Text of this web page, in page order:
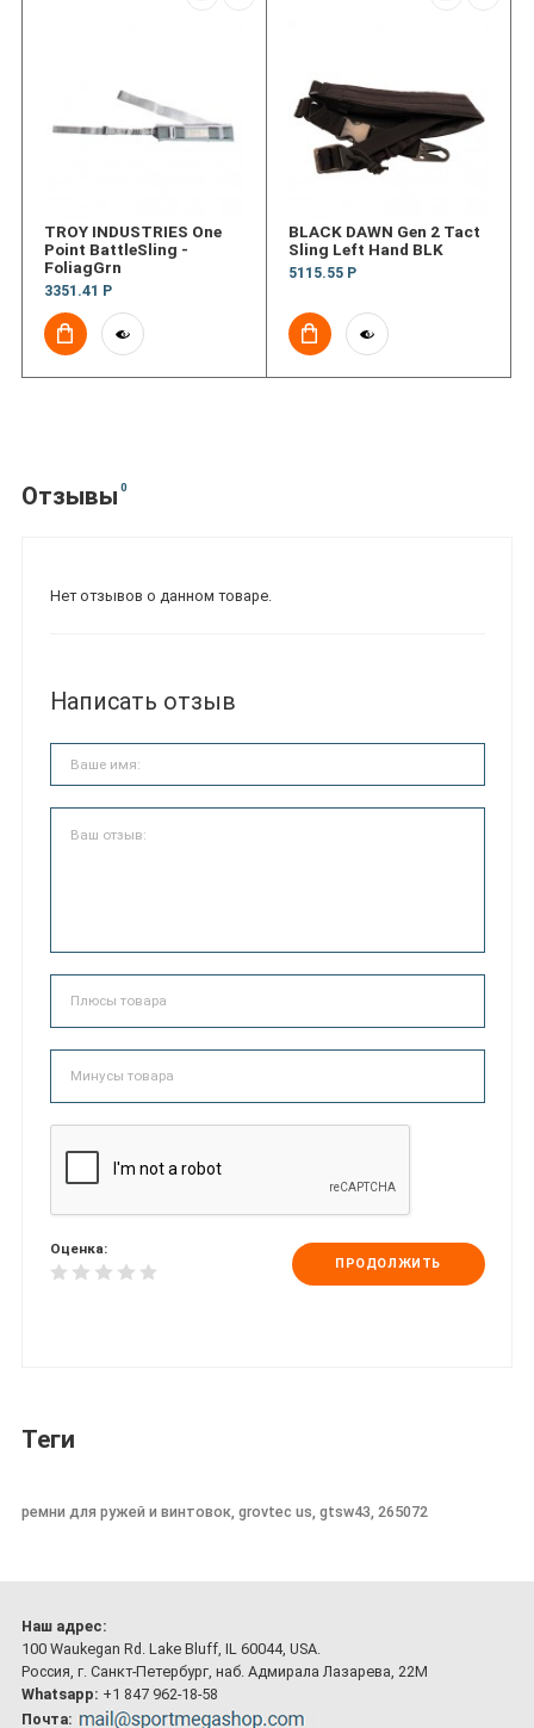
TROY INDUSTRIES One
Point BattleSling -
FoliagGrn
3351.41 Р
BLACK DAWN Gen 2 Tact
Sling Left Hand BLK
5115.55 Р
Отзывы 0
Нет отзывов о данном товаре.
Написать отзыв
Оценка:
ПРОДОЛЖИТЬ
Теги
ремни для ружей и винтовок, grovtec us, gtsw43, 265072
Наш адрес:
100 Waukegan Rd. Lake Bluff, IL 60044, USA.
Россия, г. Санкт-Петербург, наб. Адмирала Лазарева, 22М
Whatsapp: +1 847 962-18-58
Почта: